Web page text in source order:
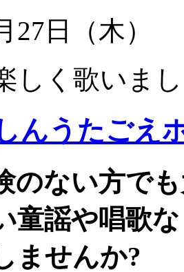
27日（木）
しく歌いま
んうたごえ
のない方で
童謡や唱歌
ませんか?